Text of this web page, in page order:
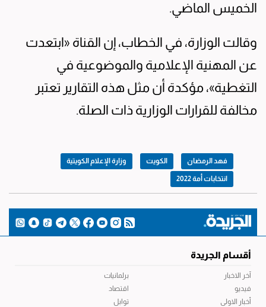
الخميس الماضي.
وقالت الوزارة، في الخطاب، إن القناة «ابتعدت
عن المهنية الإعلامية والموضوعية في
التغطية»، مؤكدة أن مثل هذه التقارير تعتبر
مخالفة للقرارات الوزارية ذات الصلة.
فهد الرمضان الكويت وزارة الإعلام الكويتية
انتخابات أمة 2022
أقسام الجريدة
آخر الاخبار
فيديو
أخبار الاولى
برلمانيات
اقتصاد
توابل